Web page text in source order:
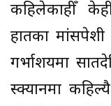
कहिलेकाहीँ
हातका मांसपेशी
गर्भाशयमा
स्क्यानमा